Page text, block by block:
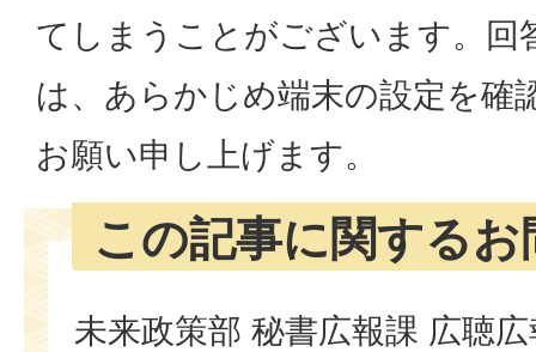
てしまうことがございます。回
は、あらかじめ端末の設定を確
お願い申し上げます。
この記事に関する
未来政策部 秘書広報課 広聴